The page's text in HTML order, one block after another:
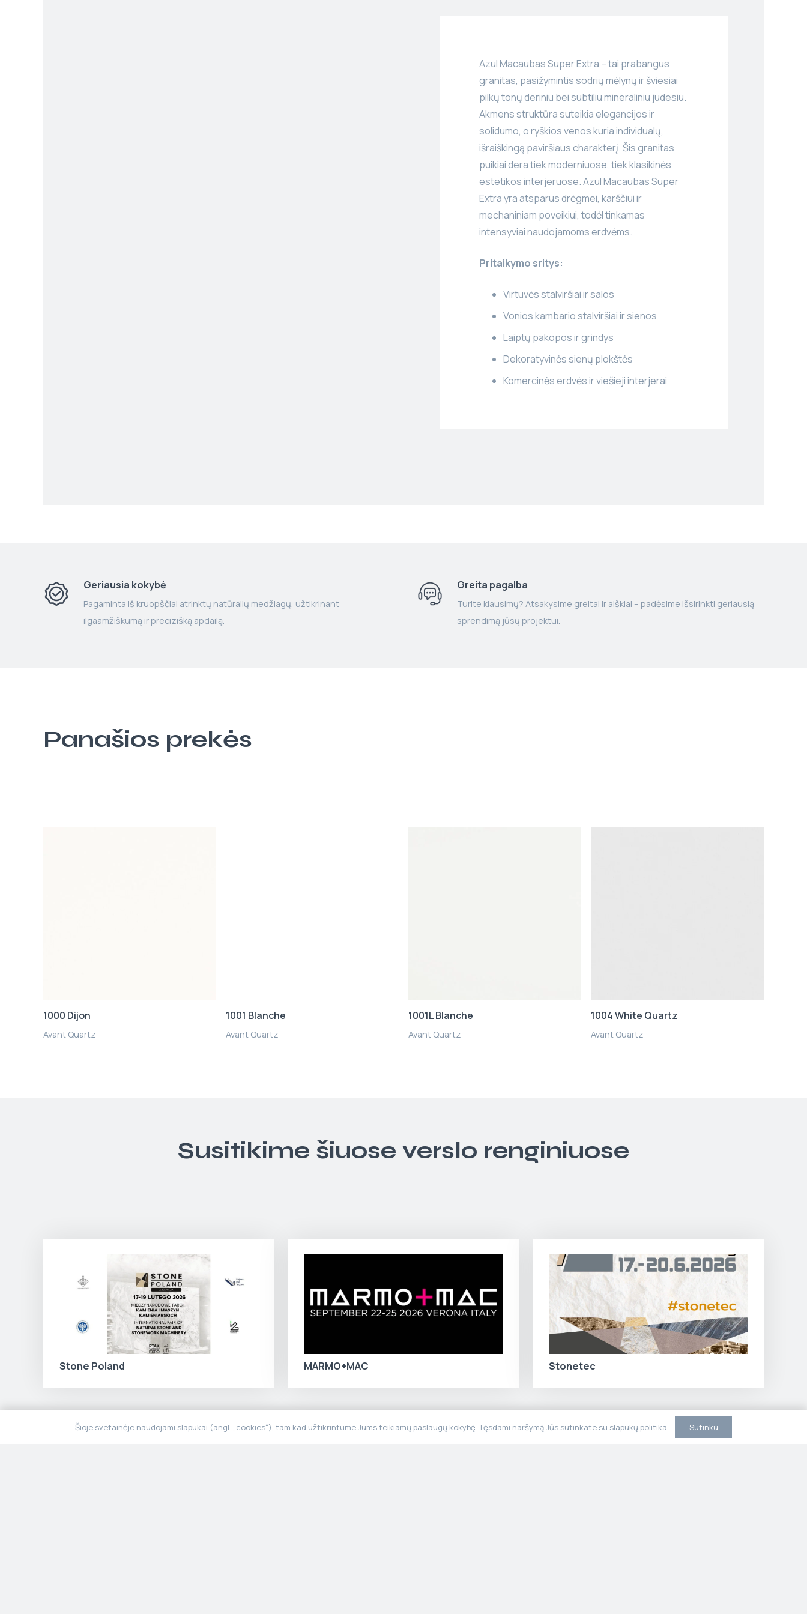
Azul Macaubas Super Extra – tai prabangus
granitas, pasižymintis sodrių mėlynų ir šviesiai
pilkų tonų deriniu bei subtiliu mineraliniu judesiu.
Akmens struktūra suteikia elegancijos ir
solidumo, o ryškios venos kuria individualų,
išraiškingą paviršiaus charakterį. Šis granitas
puikiai dera tiek moderniuose, tiek klasikinės
estetikos interjeruose. Azul Macaubas Super
Extra yra atsparus drėgmei, karščiui ir
mechaniniam poveikiui, todėl tinkamas
intensyviai naudojamoms erdvėms.
Pritaikymo sritys:
Virtuvės stalviršiai ir salos
Vonios kambario stalviršiai ir sienos
Laiptų pakopos ir grindys
Dekoratyvinės sienų plokštės
Komercinės erdvės ir viešieji interjerai
Geriausia kokybė
Pagaminta iš kruopščiai atrinktų natūralių medžiagų, užtikrinant
ilgaamžiškumą ir precizišką apdailą.
Greita pagalba
Turite klausimų? Atsakysime greitai ir aiškiai – padėsime išsirinkti geriausią
sprendimą jūsų projektui.
Panašios prekės
1000 Dijon
Avant Quartz
1001 Blanche
Avant Quartz
1001L Blanche
Avant Quartz
1004 White Quartz
Avant Quartz
Susitikime šiuose verslo renginiuose
Stone Poland MARMO+MAC Stonetec
Šioje svetainėje naudojami slapukai (angl. „cookies“), tam kad užtikrintume Jums teikiamų paslaugų kokybę. Tęsdami naršymą Jūs sutinkate su slapukų politika. Sutinku